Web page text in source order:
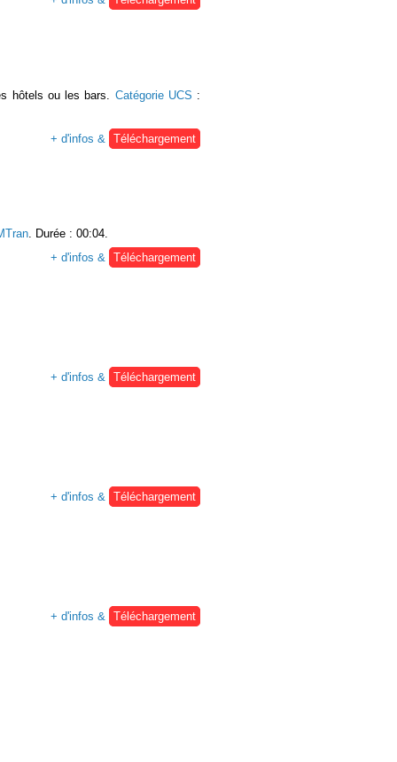
hôtels ou les bars. Catégorie UCS :
+ d'infos &
Téléchargement
. Durée : 00:04.
+ d'infos & Téléchargement
+ d'infos & Téléchargement
+ d'infos & Téléchargement
+ d'infos &
Téléchargement